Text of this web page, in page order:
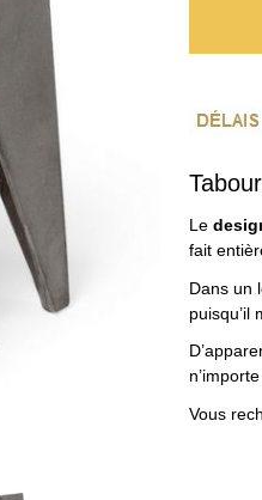
Le
fait
Dans un
puisqu’il
Vous